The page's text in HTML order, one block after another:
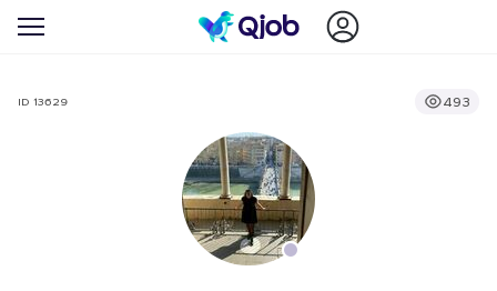
ID 13629 493